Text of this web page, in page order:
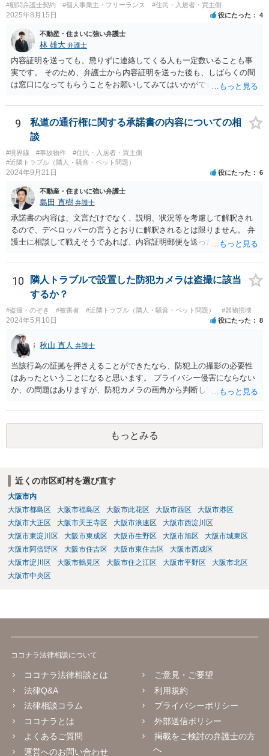
#顧問弁護士契約
#個人事業主・フリーランス #住民・入居者・買主側
2025年8月15日 役にたった 4
不動産・住まいに強い弁護士
林 雄大 弁護士
内容証明を送っても、懲りずに連絡してくる人も一定数いることも事
実です。 そのため、弁護士から内容証明を送った後も、しばらくの間
は窓口になってもらうことをお願いしてみてはいかがでしょうか。 そ
口（弁護士に）言ってください」とだけお伝えし、それ以外には一切
応じないという姿勢をとることができるため、スタッフの方の負担軽
減を図れると思います。 大変な状況かと思いますが、ご参考になりま
したら幸いです。
9
私道の通行権に関する承諾書の内容についての相
談
#境界線 #事故物件
#住民・入居者・買主側
#近隣トラブル（隣人・騒音・ペット問題）
2024年9月21日 役にたった 6
不動産・住まいに強い弁護士
島田 直樹 弁護士
承諾書の内容は、文言だけでなく、説明、状況等を考慮して解釈され
るので、デベロッパーの言うとおりに解釈されるとは限りません。 弁
護士に相談して戦えそうであれば、内容証明郵便を送ったうえで、デ
10
隣人トラブルで設置した防犯カメラは盗撮に該当
するか？
#盗撮・のぞき #被害者 #近隣トラブル（隣人・騒音・ペット問題） #器物損壊
2024年5月10日 役にたった 8
秋山 直人 弁護士
当該行為の証拠を押さえることができたなら、防犯上の撮影の必要性
はあったということになると思います。 プライバシー侵害にならない
か、の問題はありますが、防犯カメラの画角から判断して、隣人のプ
「盗撮」という指摘はあたらないのではないか、と思います。
もっとみる
近くの市区町村を選び直す
大阪市内
大阪市都島区
大阪市福島区 大阪市此花区 大阪市西区
大阪市港区
大阪市大正区
大阪市天王寺区 大阪市浪速区
大阪市西淀川区
大阪市東淀川区
大阪市東成区 大阪市生野区 大阪市旭区
大阪市城東区
大阪市阿倍野区
大阪市住吉区 大阪市東住吉区
大阪市西成区
大阪市淀川区
大阪市鶴見区 大阪市住之江区 大阪市平野区
大阪市北区
大阪市中央区
ココナラ法律相談について
ココナラ法律相談とは
法律Q&A
法律相談コラム
ココナラとは
よくあるご質問
運営へのお問い合わせ
ご意見・ご要望
利用規約
プライバシーポリシー
外部送信ポリシー
掲載をご検討の弁護士の方
へ